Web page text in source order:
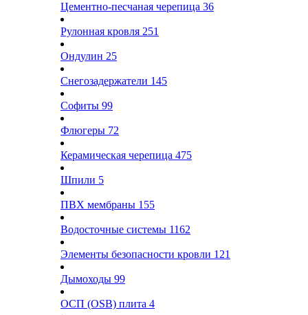
Цементно-песчаная черепица 36
Рулонная кровля 251
Ондулин 25
Снегозадержатели 145
Софиты 99
Флюгеры 72
Керамическая черепица 475
Шпили 5
ПВХ мембраны 155
Водосточные системы 1162
Элементы безопасности кровли 121
Дымоходы 99
ОСП (OSB) плита 4